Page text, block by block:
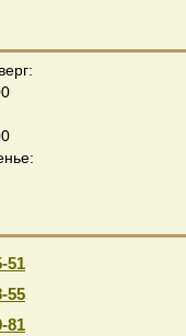
51
55
81